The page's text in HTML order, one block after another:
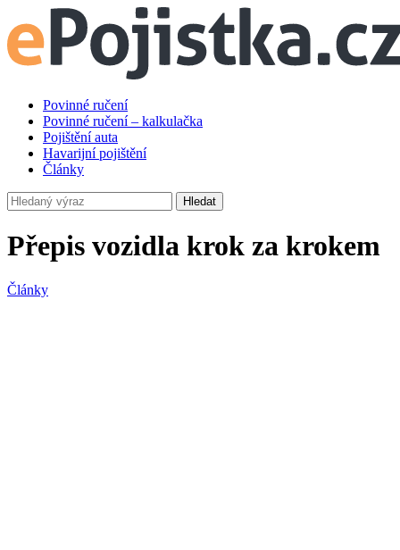
Povinné ručení
Povinné ručení – kalkulačka
Pojištění auta
Havarijní pojištění
Články
Hledat
Přepis vozidla krok za krokem
Články